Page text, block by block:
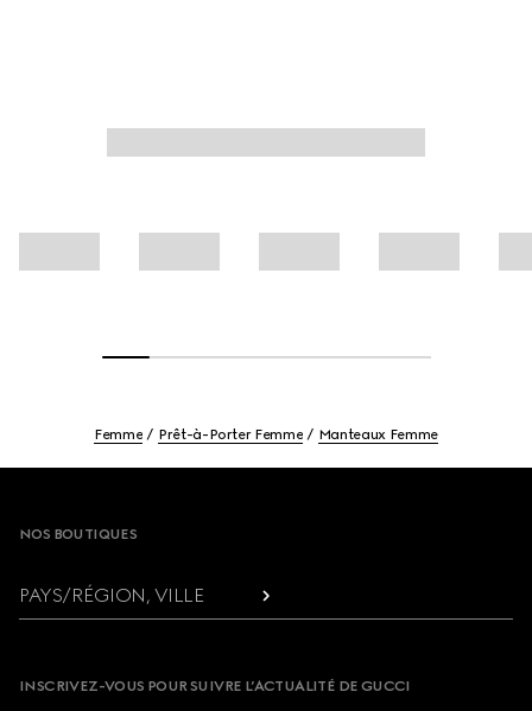
Femme Prêt-à-Porter Femme Manteaux Femme
NOS BOUTIQUES
PAYS/RÉGION, VILLE
INSCRIVEZ-VOUS POUR SUIVRE L’ACTUALITÉ DE GUCCI